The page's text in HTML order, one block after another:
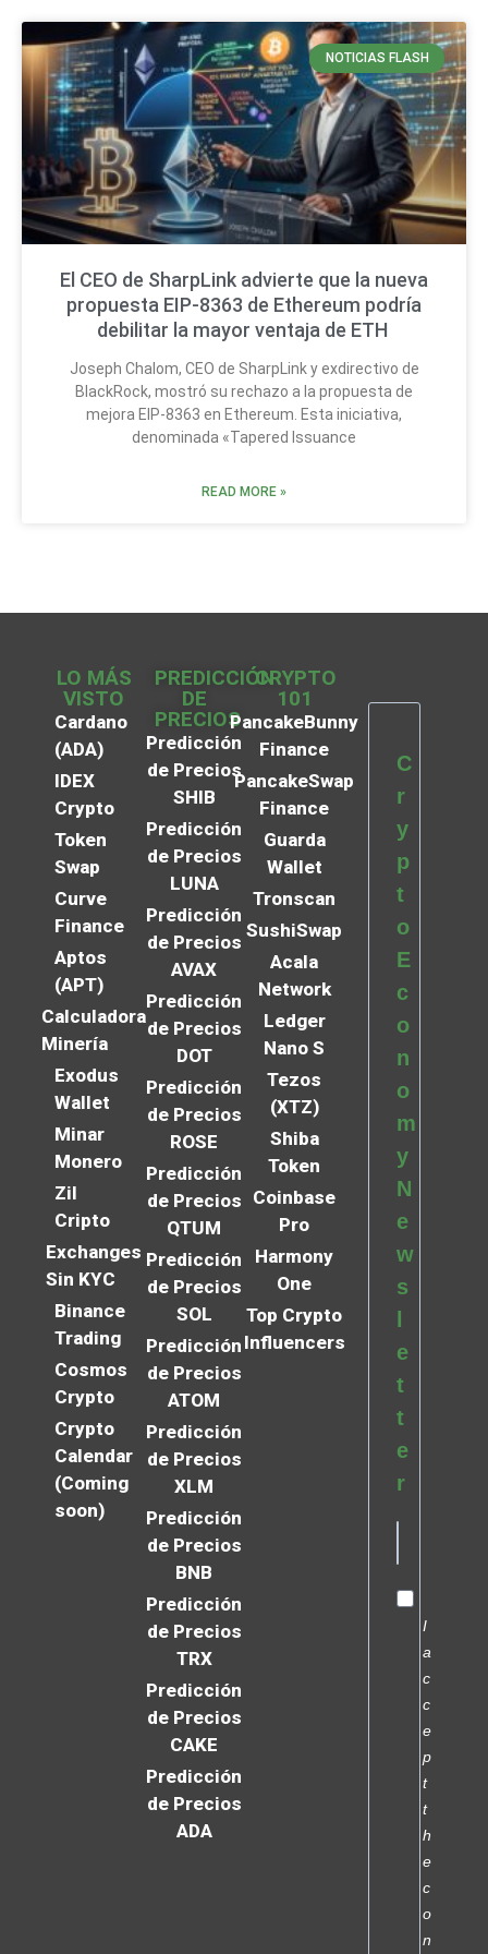
NOTICIAS FLASH
El CEO de SharpLink advierte que la nueva
propuesta EIP-8363 de Ethereum podría
debilitar la mayor ventaja de ETH
Joseph Chalom, CEO de SharpLink y exdirectivo de
BlackRock, mostró su rechazo a la propuesta de
mejora EIP-8363 en Ethereum. Esta iniciativa,
denominada «Tapered Issuance
READ MORE »
LO MÁS
VISTO
Cardano
(ADA)
IDEX
Crypto
Token
Swap
Curve
Finance
Aptos
(APT)
Calculadora
Minería
Exodus
Wallet
Minar
Monero
Zil
Cripto
Exchanges
Sin KYC
Binance
Trading
Cosmos
Crypto
Crypto
Calendar
(Coming
soon)
PREDICCIÓN
DE
PRECIOS
Predicción
de Precios
SHIB
Predicción
de Precios
LUNA
Predicción
de Precios
AVAX
Predicción
de Precios
DOT
Predicción
de Precios
ROSE
Predicción
de Precios
QTUM
Predicción
de Precios
SOL
Predicción
de Precios
ATOM
Predicción
de Precios
XLM
Predicción
de Precios
BNB
Predicción
de Precios
TRX
Predicción
de Precios
CAKE
Predicción
de Precios
ADA
CRYPTO
101
PancakeBunny
Finance
PancakeSwap
Finance
Guarda
Wallet
Tronscan
SushiSwap
Acala
Network
Ledger
Nano S
Tezos
(XTZ)
Shiba
Token
Coinbase
Pro
Harmony
One
Top Crypto
Influencers
C
r
y
p
t
o
E
c
o
n
o
m
y
N
e
w
s
e
t
t
e
r
I
a
c
c
e
p
t
t
h
e
c
o
n